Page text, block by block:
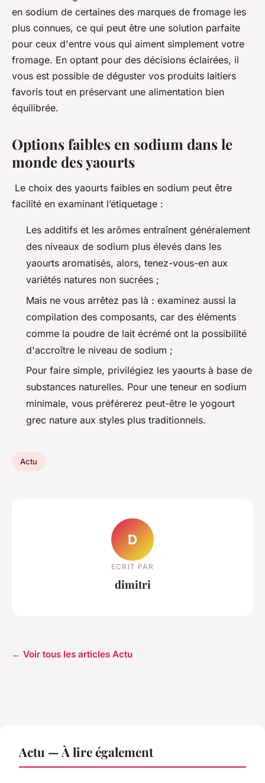
en sodium de certaines des marques de fromage les
plus connues, ce qui peut être une solution parfaite
pour ceux d'entre vous qui aiment simplement votre
fromage. En optant pour des décisions éclairées, il
vous est possible de déguster vos produits laitiers
favoris tout en préservant une alimentation bien
équilibrée.
Options faibles en sodium dans le
monde des yaourts
Le choix des yaourts faibles en sodium peut être
facilité en examinant l’étiquetage :
Les additifs et les arômes entraînent généralement
des niveaux de sodium plus élevés dans les
yaourts aromatisés, alors, tenez-vous-en aux
variétés natures non sucrées ;
Mais ne vous arrêtez pas là : examinez aussi la
compilation des composants, car des éléments
comme la poudre de lait écrémé ont la possibilité
d'accroître le niveau de sodium ;
Pour faire simple, privilégiez les yaourts à base de
substances naturelles. Pour une teneur en sodium
minimale, vous préférerez peut-être le yogourt
grec nature aux styles plus traditionnels.
Actu
D
ECRIT PAR
dimitri
← Voir tous les articles Actu
Actu — À lire également